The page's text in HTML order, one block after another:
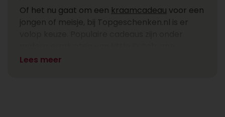
Of het nu gaat om een kraamcadeau voor een
jongen of meisje, bij Topgeschenken.nl is er
speelkubus of een zachte knuffel. Wil je iets
Lees meer